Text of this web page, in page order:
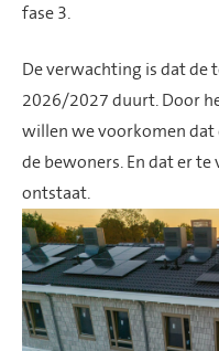
fase 3.
De verwachting is dat
2026/2027 duurt. Door
willen we voorkomen
de bewoners. En dat er
ontstaat.